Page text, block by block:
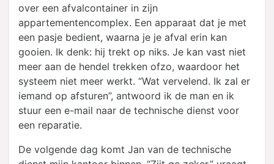
over een afvalcontainer in zijn
appartementencomplex. Een apparaat dat je met
een pasje bedient, waarna je je afval erin kan
gooien. Ik denk: hij trekt op niks. Je kan vast niet
meer aan de hendel trekken ofzo, waardoor het
systeem niet meer werkt. “Wat vervelend. Ik zal er
iemand op afsturen”, antwoord ik de man en ik
stuur een e-mail naar de technische dienst voor
een reparatie.
De volgende dag komt Jan van de technische